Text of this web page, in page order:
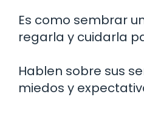
Es como sembrar
regarla y cuidarla
Hablen sobre sus
miedos y